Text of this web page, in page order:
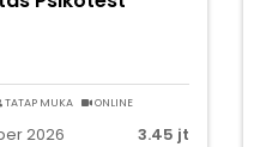
TATAP MUKA ONLINE
2026
3.45 jt